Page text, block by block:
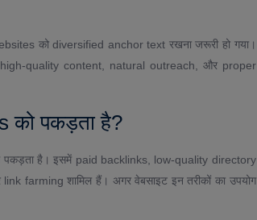
को diversified anchor text रखना जरूरी हो गया।
quality content, natural outreach, और proper
को पकड़ता है?
है। इसमें paid backlinks, low-quality directory
farming शामिल हैं। अगर वेबसाइट इन तरीकों का उपयोग